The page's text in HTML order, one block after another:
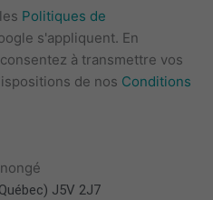
Politiques de
s'appliquent. En
à transmettre vos
de nos Conditions
J5V 2J7